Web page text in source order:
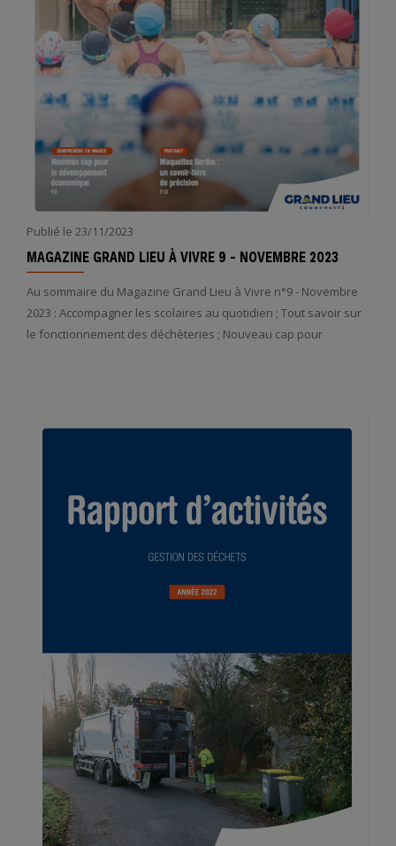
Publié le 23/11/2023
MAGAZINE GRAND LIEU À VIVRE 9 - NOVEMBRE 2023
Au sommaire du Magazine Grand Lieu à Vivre n°9 - Novembre
2023 : Accompagner les scolaires au quotidien ; Tout savoir sur
le fonctionnement des déchèteries ; Nouveau cap pour